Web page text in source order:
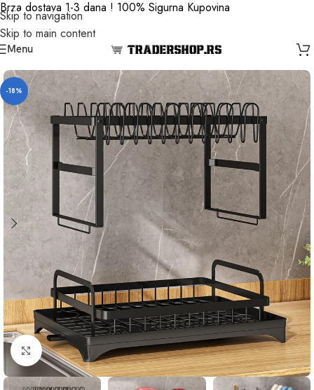
Skip to navigation
Skip to main content
Brza dostava 1-3 dana ! 100% Sigurna Kupovina
Menu
-18%
Click to enlarge